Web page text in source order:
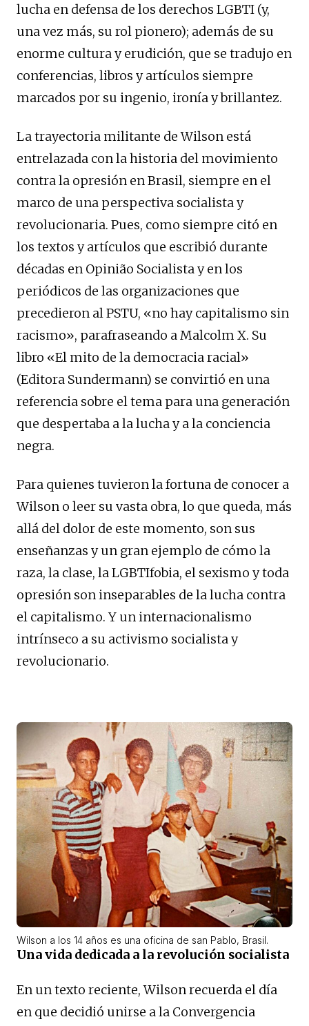
lucha en defensa de los derechos LGBTI (y,
una vez más, su rol pionero); además de su
enorme cultura y erudición, que se tradujo en
conferencias, libros y artículos siempre
marcados por su ingenio, ironía y brillantez.
La trayectoria militante de Wilson está
entrelazada con la historia del movimiento
contra la opresión en Brasil, siempre en el
marco de una perspectiva socialista y
revolucionaria. Pues, como siempre citó en
los textos y artículos que escribió durante
décadas en Opinião Socialista y en los
periódicos de las organizaciones que
precedieron al PSTU, «no hay capitalismo sin
racismo», parafraseando a Malcolm X. Su
libro «El mito de la democracia racial»
(Editora Sundermann) se convirtió en una
referencia sobre el tema para una generación
que despertaba a la lucha y a la conciencia
negra.
Para quienes tuvieron la fortuna de conocer a
Wilson o leer su vasta obra, lo que queda, más
allá del dolor de este momento, son sus
enseñanzas y un gran ejemplo de cómo la
raza, la clase, la LGBTIfobia, el sexismo y toda
opresión son inseparables de la lucha contra
el capitalismo. Y un internacionalismo
intrínseco a su activismo socialista y
revolucionario.
Wilson a los 14 años es una oficina de san Pablo, Brasil.
Una vida dedicada a la revolución socialista
En un texto reciente, Wilson recuerda el día
en que decidió unirse a la Convergencia